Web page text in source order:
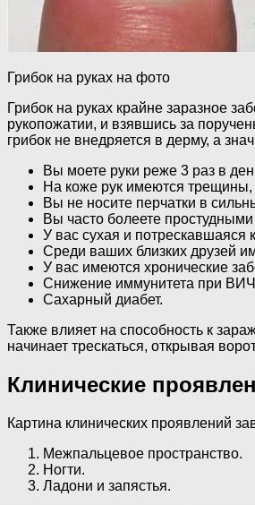
Грибок на руках на фото
Грибок на руках крайне заразное
рукопожатии, и взявшись за
грибок не внедряется в дерму, а
Вы моете руки реже 3 раз в
На коже рук имеются трещины,
Вы не носите перчатки в
Вы часто болеете
У вас сухая и потрескавшаяся
Среди ваших близких друзей
У вас имеются хронические
Снижение иммунитета при
Сахарный диабет.
Также влияет на способность к
начинает трескаться, открывая
Клинические
Картина клинических проявлений
Межпальцевое пространство.
Ногти.
Ладони и запястья.